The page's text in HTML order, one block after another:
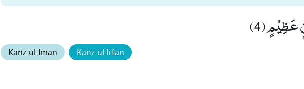
Kanz ul Iman Kanz ul Irfan